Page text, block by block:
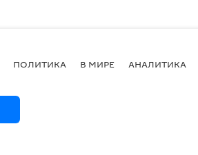
ПОЛИТИКА В МИРЕ АНАЛИТИКА